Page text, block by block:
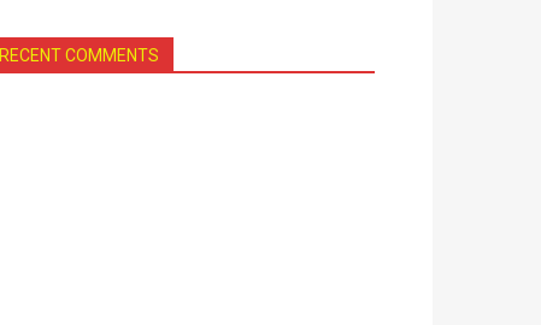
RECENT COMMENTS